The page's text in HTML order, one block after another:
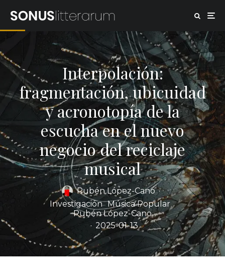
Interpolación:
fragmentación, ubicuidad
y acronotopía de la
escucha en el nuevo
negocio del reciclaje
musical
Rubén López-Cano ·
Investigación Música Popular
Rubén López-Cano
· 2025-01-13